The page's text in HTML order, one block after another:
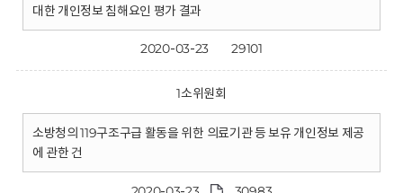
대한 개인정보 침해요인 평가 결과
2020-03-23 29101
1소위원회
소방청의 119구조구급 활동을 위한 의료기관 등 보유 개인정보 제공
에 관한 건